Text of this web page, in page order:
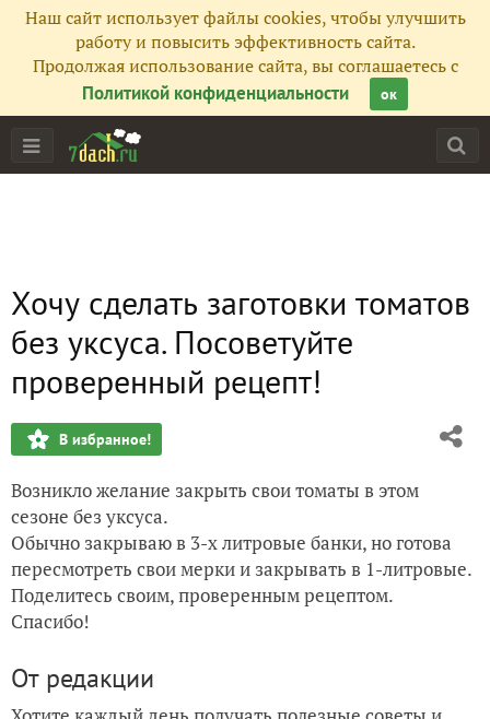
Наш сайт использует файлы cookies, чтобы улучшить
работу и повысить эффективность сайта.
Продолжая использование сайта, вы соглашаетесь с
Политикой конфиденциальности
ок
Хочу сделать заготовки томатов
без уксуса. Посоветуйте
проверенный рецепт!
В избранное!
Возникло желание закрыть свои томаты в этом
сезоне без уксуса.
Обычно закрываю в 3-х литровые банки, но готова
пересмотреть свои мерки и закрывать в 1-литровые.
Поделитесь своим, проверенным рецептом.
Спасибо!
От редакции